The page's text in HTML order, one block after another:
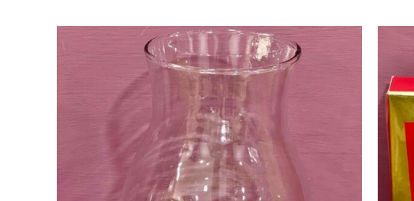
AÑADIR AL CARRITO / VISTA RAPIDA